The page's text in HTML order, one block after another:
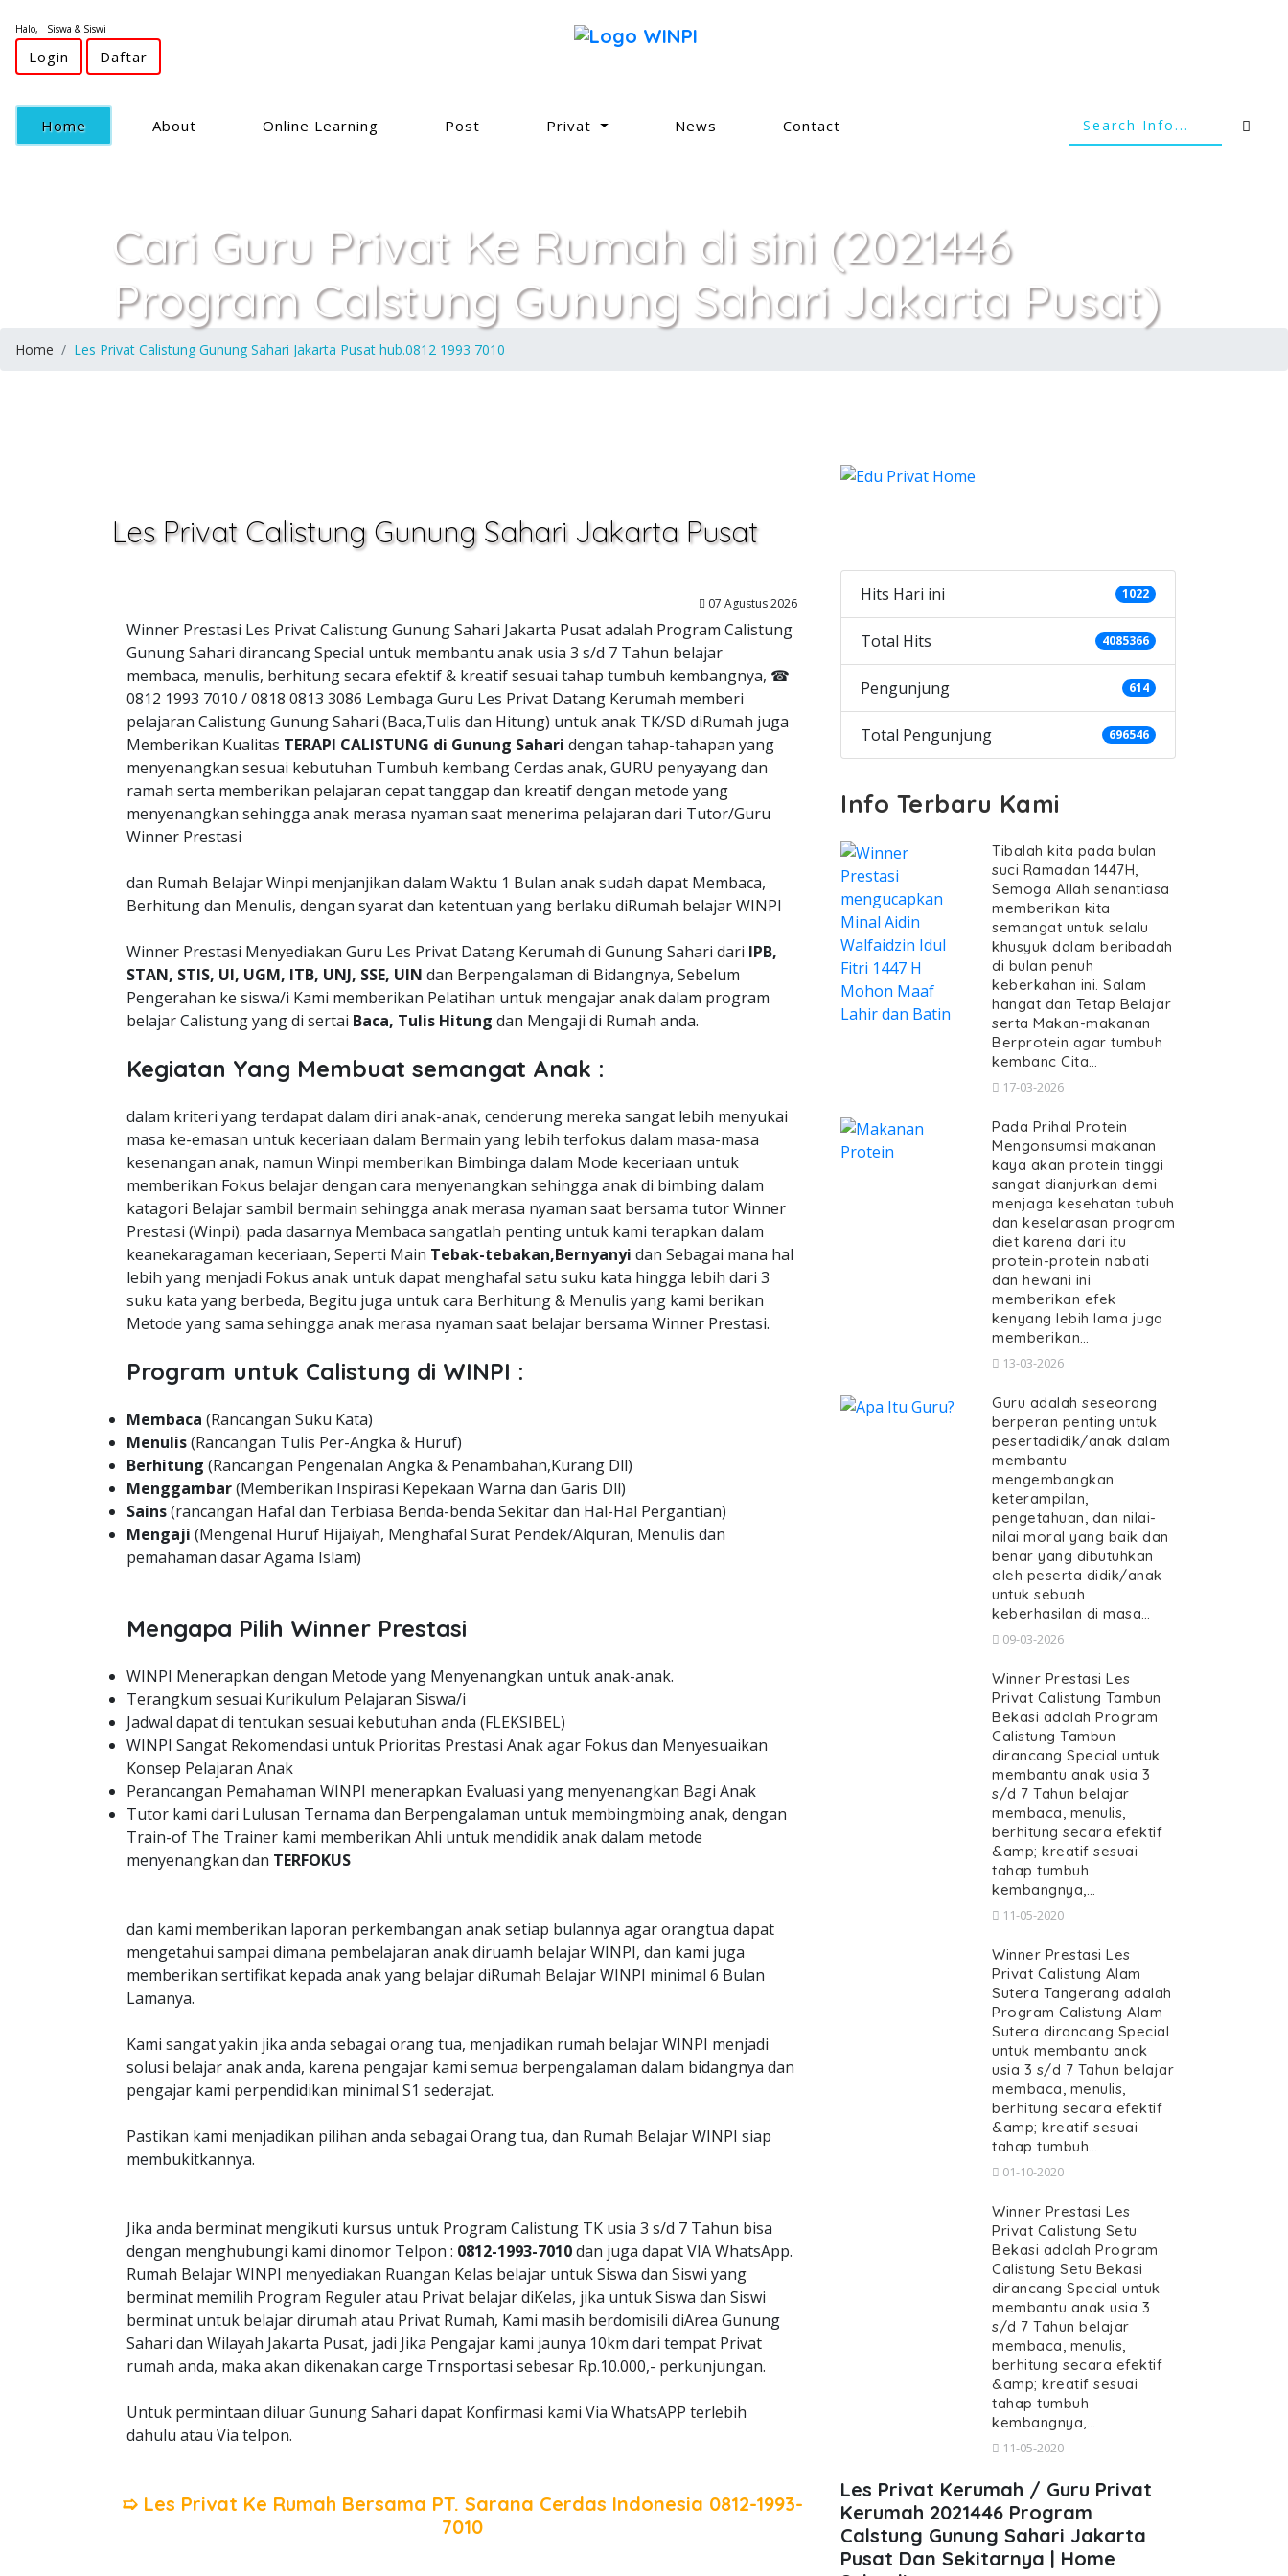
Halo, Siswa & Siswi
Login Daftar
Home(current) About Online Learning Post Privat News Contact
Cari Guru Privat Ke Rumah di sini (2021446
Program Calstung Gunung Sahari Jakarta Pusat)
Home Les Privat Calistung Gunung Sahari Jakarta Pusat hub.0812 1993 7010
Les Privat Calistung Gunung Sahari Jakarta Pusat
07 Agustus 2026
Winner Prestasi Les Privat Calistung Gunung Sahari Jakarta Pusat adalah Program Calistung
Gunung Sahari dirancang Special untuk membantu anak usia 3 s/d 7 Tahun belajar
membaca, menulis, berhitung secara efektif & kreatif sesuai tahap tumbuh kembangnya, ☎
0812 1993 7010 / 0818 0813 3086 Lembaga Guru Les Privat Datang Kerumah memberi
pelajaran Calistung Gunung Sahari (Baca,Tulis dan Hitung) untuk anak TK/SD diRumah juga
Memberikan Kualitas TERAPI CALISTUNG di Gunung Sahari dengan tahap-tahapan yang
menyenangkan sesuai kebutuhan Tumbuh kembang Cerdas anak, GURU penyayang dan
ramah serta memberikan pelajaran cepat tanggap dan kreatif dengan metode yang
menyenangkan sehingga anak merasa nyaman saat menerima pelajaran dari Tutor/Guru
Winner Prestasi
dan Rumah Belajar Winpi menjanjikan dalam Waktu 1 Bulan anak sudah dapat Membaca,
Berhitung dan Menulis, dengan syarat dan ketentuan yang berlaku diRumah belajar WINPI
Winner Prestasi Menyediakan Guru Les Privat Datang Kerumah di Gunung Sahari dari IPB,
STAN, STIS, UI, UGM, ITB, UNJ, SSE, UIN dan Berpengalaman di Bidangnya, Sebelum
Pengerahan ke siswa/i Kami memberikan Pelatihan untuk mengajar anak dalam program
belajar Calistung yang di sertai Baca, Tulis Hitung dan Mengaji di Rumah anda.
Kegiatan Yang Membuat semangat Anak :
dalam kriteri yang terdapat dalam diri anak-anak, cenderung mereka sangat lebih menyukai
masa ke-emasan untuk keceriaan dalam Bermain yang lebih terfokus dalam masa-masa
kesenangan anak, namun Winpi memberikan Bimbinga dalam Mode keceriaan untuk
memberikan Fokus belajar dengan cara menyenangkan sehingga anak di bimbing dalam
katagori Belajar sambil bermain sehingga anak merasa nyaman saat bersama tutor Winner
Prestasi (Winpi). pada dasarnya Membaca sangatlah penting untuk kami terapkan dalam
keanekaragaman keceriaan, Seperti Main Tebak-tebakan,Bernyanyi dan Sebagai mana hal
lebih yang menjadi Fokus anak untuk dapat menghafal satu suku kata hingga lebih dari 3
suku kata yang berbeda, Begitu juga untuk cara Berhitung & Menulis yang kami berikan
Metode yang sama sehingga anak merasa nyaman saat belajar bersama Winner Prestasi.
Program untuk Calistung di WINPI :
Membaca (Rancangan Suku Kata)
Menulis(Rancangan Tulis Per-Angka & Huruf)
Berhitung (Rancangan Pengenalan Angka & Penambahan,Kurang Dll)
Menggambar(Memberikan Inspirasi Kepekaan Warna dan Garis Dll)
Sains(rancangan Hafal dan Terbiasa Benda-benda Sekitar dan Hal-Hal Pergantian)
Mengaji (Mengenal Huruf Hijaiyah, Menghafal Surat Pendek/Alquran, Menulis dan
pemahaman dasar Agama Islam)
Mengapa Pilih Winner Prestasi
WINPI Menerapkan dengan Metode yang Menyenangkan untuk anak-anak.
Terangkum sesuai Kurikulum Pelajaran Siswa/i
Jadwal dapat di tentukan sesuai kebutuhan anda (FLEKSIBEL)
WINPI Sangat Rekomendasi untuk Prioritas Prestasi Anak agar Fokus dan Menyesuaikan
Konsep Pelajaran Anak
Perancangan Pemahaman WINPI menerapkan Evaluasi yang menyenangkan Bagi Anak
Tutor kami dari Lulusan Ternama dan Berpengalaman untuk membingmbing anak, dengan
Train-of The Trainer kami memberikan Ahli untuk mendidik anak dalam metode
menyenangkan dan TERFOKUS
dan kami memberikan laporan perkembangan anak setiap bulannya agar orangtua dapat
mengetahui sampai dimana pembelajaran anak diruamh belajar WINPI, dan kami juga
memberikan sertifikat kepada anak yang belajar diRumah Belajar WINPI minimal 6 Bulan
Lamanya.
Kami sangat yakin jika anda sebagai orang tua, menjadikan rumah belajar WINPI menjadi
solusi belajar anak anda, karena pengajar kami semua berpengalaman dalam bidangnya dan
pengajar kami perpendidikan minimal S1 sederajat.
Pastikan kami menjadikan pilihan anda sebagai Orang tua, dan Rumah Belajar WINPI siap
membukitkannya.
Jika anda berminat mengikuti kursus untuk Program Calistung TK usia 3 s/d 7 Tahun bisa
dengan menghubungi kami dinomor Telpon : 0812-1993-7010dan juga dapat VIA WhatsApp.
Rumah Belajar WINPI menyediakan Ruangan Kelas belajar untuk Siswa dan Siswi yang
berminat memilih Program Reguler atau Privat belajar diKelas, jika untuk Siswa dan Siswi
berminat untuk belajar dirumah atau Privat Rumah, Kami masih berdomisili diArea Gunung
Sahari dan Wilayah Jakarta Pusat, jadi Jika Pengajar kami jaunya 10km dari tempat Privat
rumah anda, maka akan dikenakan carge Trnsportasi sebesar Rp.10.000,- perkunjungan.
Untuk permintaan diluar Gunung Sahari dapat Konfirmasi kami Via WhatsAPP terlebih
dahulu atau Via telpon.
➯ Les Privat Ke Rumah Bersama PT. Sarana Cerdas Indonesia 0812-1993-
7010
Hits Hari ini 1022
Total Hits 4085366
Pengunjung 614
Total Pengunjung 696546
Info Terbaru Kami
Tibalah kita pada bulan
suci Ramadan 1447H,
Semoga Allah senantiasa
memberikan kita
semangat untuk selalu
khusyuk dalam beribadah
di bulan penuh
keberkahan ini. Salam
hangat dan Tetap Belajar
serta Makan-makanan
Berprotein agar tumbuh
kembanc Cita…
17-03-2026
Pada Prihal Protein
Mengonsumsi makanan
kaya akan protein tinggi
sangat dianjurkan demi
menjaga kesehatan tubuh
dan keselarasan program
diet karena dari itu
protein-protein nabati
dan hewani ini
memberikan efek
kenyang lebih lama juga
memberikan…
13-03-2026
Guru adalah seseorang
berperan penting untuk
pesertadidik/anak dalam
membantu
mengembangkan
keterampilan,
pengetahuan, dan nilai-
nilai moral yang baik dan
benar yang dibutuhkan
oleh peserta didik/anak
untuk sebuah
keberhasilan di masa…
09-03-2026
Winner Prestasi Les
Privat Calistung Tambun
Bekasi adalah Program
Calistung Tambun
dirancang Special untuk
membantu anak usia 3
s/d 7 Tahun belajar
membaca, menulis,
berhitung secara efektif
&amp; kreatif sesuai
tahap tumbuh
kembangnya,…
11-05-2020
Winner Prestasi Les
Privat Calistung Alam
Sutera Tangerang adalah
Program Calistung Alam
Sutera dirancang Special
untuk membantu anak
usia 3 s/d 7 Tahun belajar
membaca, menulis,
berhitung secara efektif
&amp; kreatif sesuai
tahap tumbuh…
01-10-2020
Winner Prestasi Les
Privat Calistung Setu
Bekasi adalah Program
Calistung Setu Bekasi
dirancang Special untuk
membantu anak usia 3
s/d 7 Tahun belajar
membaca, menulis,
berhitung secara efektif
&amp; kreatif sesuai
tahap tumbuh
kembangnya,…
11-05-2020
Les Privat Kerumah / Guru Privat
Kerumah 2021446 Program
Calstung Gunung Sahari Jakarta
Pusat Dan Sekitarnya | Home